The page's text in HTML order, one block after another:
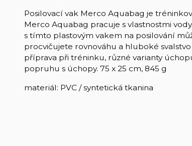
Posilovací vak Merco Aquabag je
Merco Aquabag pracuje s vlastnostmi
s tímto plastovým vakem na posilování
procvičujete rovnováhu a hluboké
příprava při tréninku, různé varianty
popruhu s úchopy. 75 x 25 cm, 845 g
materiál: PVC / syntetická tkanina